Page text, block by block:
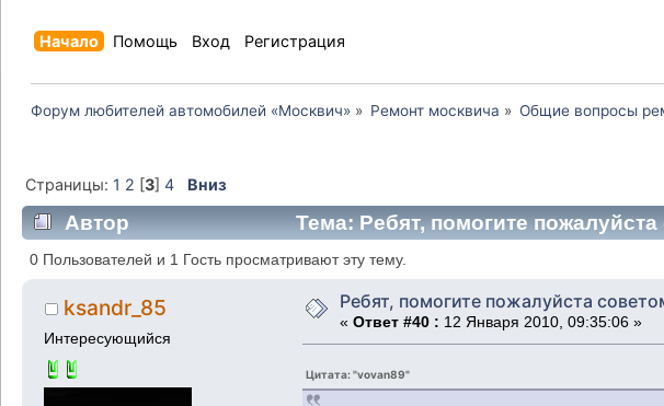
Начало Помощь Вход Регистрация
Форум любителей автомобилей «Москвич» » Ремонт москвича » Общие вопросы
Страницы: 1 2 [3] 4 Вниз
Автор Тема: Ребят, помогите
0 Пользователей и 1 Гость просматривают эту тему.
ksandr_85
Интересующийся
Ребят, помогите пожалуйста
« Ответ #40 : 12 Января 2010, 09:35:06 »
Цитата: "vovan89"